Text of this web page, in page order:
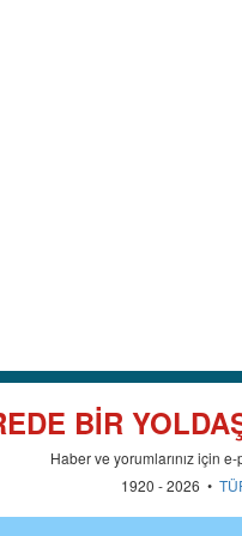
BİR
Haber ve yorumlarınız için
1920 - 2026 •